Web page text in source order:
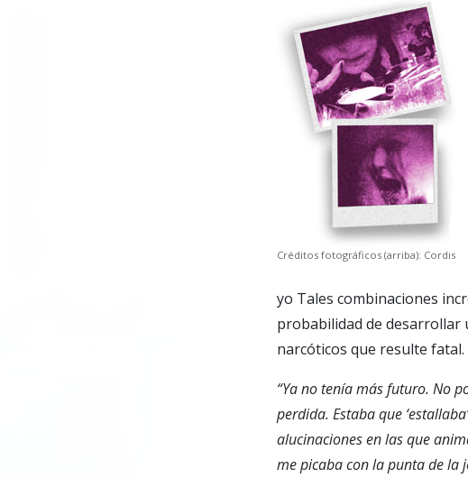
Créditos fotográficos (arriba): Cordis
yo Tales combinaciones
probabilidad de desarrollar
narcóticos que resulte fatal.
“Ya no tenía más futuro. No
perdida. Estaba que
alucinaciones en las que
me picaba con la punta de la